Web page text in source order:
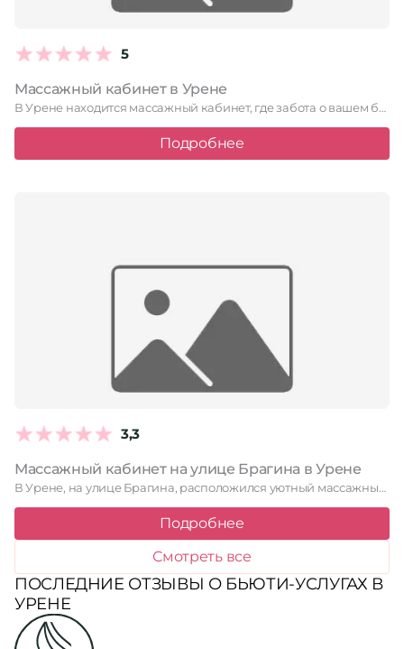
5
Массажный кабинет в Урене
В Урене находится массажный кабинет, где забота о вашем благополучии …
Подробнее
3,3
Массажный кабинет на улице Брагина в Урене
В Урене, на улице Брагина, расположился уютный массажный кабинет, приглашающий …
Подробнее
Смотреть все
ПОСЛЕДНИЕ ОТЗЫВЫ О БЬЮТИ-УСЛУГАХ В
УРЕНЕ